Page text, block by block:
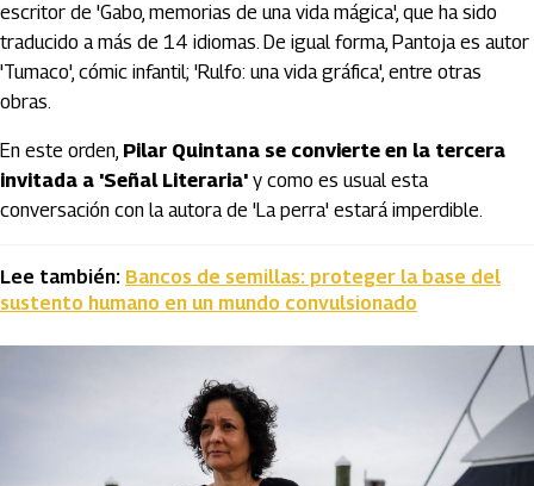
escritor de 'Gabo, memorias de una vida mágica', que ha sido
traducido a más de 14 idiomas. De igual forma, Pantoja es autor
'Tumaco', cómic infantil; 'Rulfo: una vida gráfica', entre otras
obras.
En este orden, Pilar Quintana se convierte en la tercera
invitada a 'Señal Literaria' y como es usual esta
conversación con la autora de 'La perra' estará imperdible.
Lee también: Bancos de semillas: proteger la base del
sustento humano en un mundo convulsionado